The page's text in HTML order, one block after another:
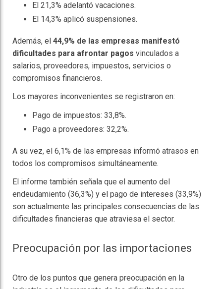
El 21,3% adelantó vacaciones.
El 14,3% aplicó suspensiones.
Además, el 44,9% de las empresas manifestó
dificultades para afrontar pagos vinculados a
salarios, proveedores, impuestos, servicios o
compromisos financieros.
Los mayores inconvenientes se registraron en:
Pago de impuestos: 33,8%.
Pago a proveedores: 32,2%.
A su vez, el 6,1% de las empresas informó atrasos en
todos los compromisos simultáneamente.
El informe también señala que el aumento del
endeudamiento (36,3%) y el pago de intereses (33,9%)
son actualmente las principales consecuencias de las
dificultades financieras que atraviesa el sector.
Preocupación por las importaciones
Otro de los puntos que genera preocupación en la